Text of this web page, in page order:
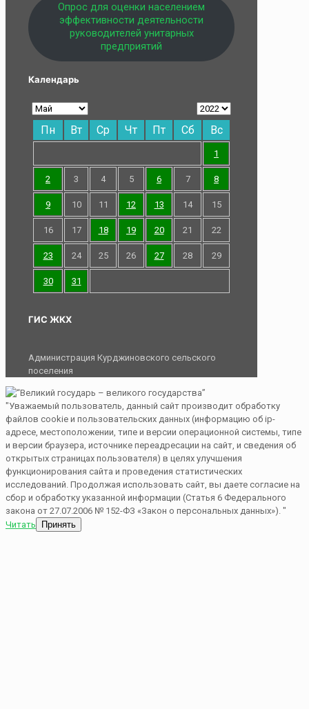
Опрос для оценки населением
эффективности деятельности
руководителей унитарных
предприятий
Календарь
Пн Вт Ср Чт Пт Сб Вс
1
2 3 4 5 6 7 8
9 10 11 12 13 14 15
16 17 18 19 20 21 22
23 24 25 26 27 28 29
30 31
ГИС ЖКХ
Администрация Курджиновского сельского
поселения
"Уважаемый пользователь, данный сайт производит обработку
файлов cookie и пользовательских данных (информацию об ip-
адресе, местоположении, типе и версии операционной системы, типе
и версии браузера, источнике переадресации на сайт, и сведения об
открытых страницах пользователя) в целях улучшения
функционирования сайта и проведения статистических
исследований. Продолжая использовать сайт, вы даете согласие на
сбор и обработку указанной информации (Статья 6 Федерального
закона от 27.07.2006 № 152-ФЗ «Закон о персональных данных»). "
Читать
Принять